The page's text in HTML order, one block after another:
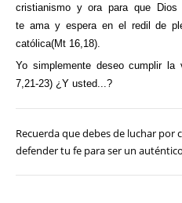
cristianismo y ora para que
te ama y espera en el redil de
católica(Mt 16,18).
Yo simplemente deseo cumplir la
7,21-23) ¿Y usted...?
Recuerda que debes de luchar por
defender tu fe para ser un